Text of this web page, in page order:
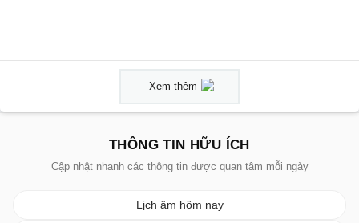
Xem thêm
THÔNG TIN HỮU ÍCH
Cập nhật nhanh các thông tin được quan tâm mỗi ngày
Lịch âm hôm nay